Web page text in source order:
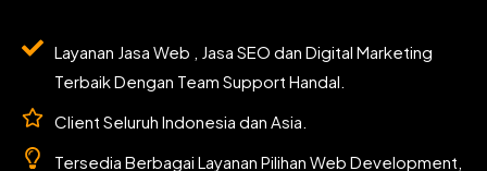
m
Layanan Jasa Web , Jasa SEO dan Digital Marketing
Terbaik Dengan Team Support Handal.
Client Seluruh Indonesia dan Asia.
Tersedia Berbagai Layanan Pilihan Web Development,